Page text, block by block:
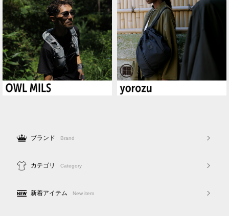
ブランド Brand
カテゴリ Category
新着アイテム New item